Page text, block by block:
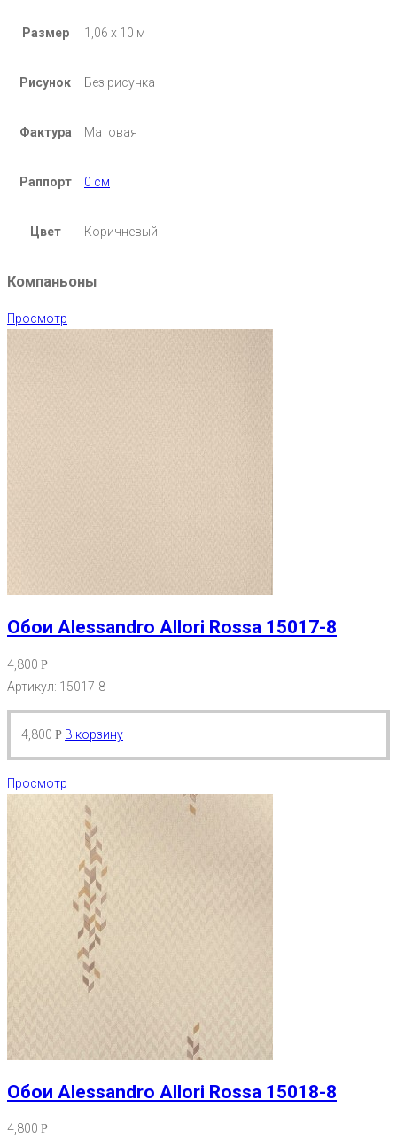
Размер 1,06 х 10 м
Рисунок Без рисунка
Фактура Матовая
Раппорт 0 см
Цвет Коричневый
Компаньоны
Просмотр
Обои Alessandro Allori Rossa 15017-8
4,800 Р
Артикул: 15017-8
4,800 Р В корзину
Просмотр
Обои Alessandro Allori Rossa 15018-8
4,800 Р